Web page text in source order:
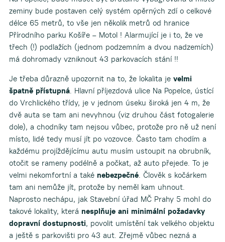
zeminy bude postaven celý systém opěrných zdí o celkové
délce 65 metrů, to vše jen několik metrů od hranice
Přírodního parku Košíře – Motol ! Alarmující je i to, že ve
třech (!) podlažích (jednom podzemním a dvou nadzemích)
má dohromady vzniknout 43 parkovacích stání !!
Je třeba důrazně upozornit na to, že lokalita je velmi
špatně přístupná. Hlavní příjezdová ulice Na Popelce, ústící
do Vrchlického třídy, je v jednom úseku široká jen 4 m, že
dvě auta se tam ani nevyhnou (viz druhou část fotogalerie
dole), a chodníky tam nejsou vůbec, protože pro ně už není
místo, lidé tedy musí jít po vozovce. Často tam chodím a
každému projíždějícímu autu musím ustoupit na obrubník,
otočit se rameny podélně a počkat, až auto přejede. To je
velmi nekomfortní a také nebezpečné. Člověk s kočárkem
tam ani nemůže jít, protože by neměl kam uhnout.
Naprosto nechápu, jak Stavební úřad MČ Prahy 5 mohl do
takové lokality, která nesplňuje ani minimální požadavky
dopravní dostupnosti, povolit umístění tak velkého objektu
a ještě s parkovišti pro 43 aut. Zřejmě vůbec nezná a